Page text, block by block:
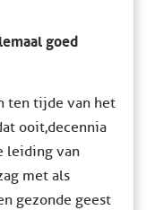
goed
ten tijde van het
ooit,decennia
leiding van
met als
gezonde geest